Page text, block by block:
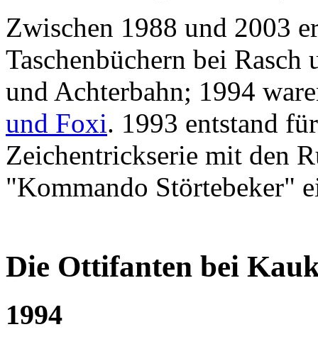
Zwischen 1988 und 2003
Taschenbüchern bei
und Achterbahn; 1994
und Foxi. 1993 entstand
Zeichentrickserie mit den
"Kommando Störtebeker"
Die Ottifanten bei
1994